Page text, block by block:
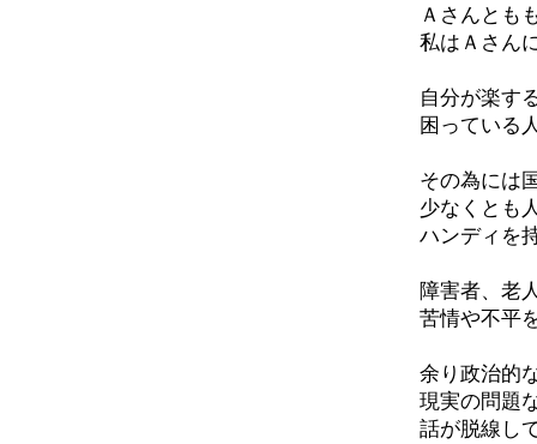
Ａさんとも
私はＡさん
自分が楽す
困っている
その為には
少なくとも
ハンディを
障害者、老
苦情や不平
余り政治的
現実の問題
話が脱線し